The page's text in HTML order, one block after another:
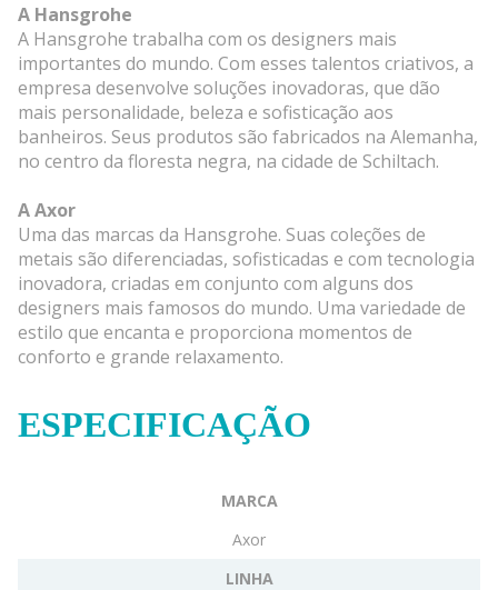
A Hansgrohe
A Hansgrohe trabalha com os designers mais
importantes do mundo. Com esses talentos criativos, a
empresa desenvolve soluções inovadoras, que dão
mais personalidade, beleza e sofisticação aos
banheiros. Seus produtos são fabricados na Alemanha,
no centro da floresta negra, na cidade de Schiltach.
A Axor
Uma das marcas da Hansgrohe. Suas coleções de
metais são diferenciadas, sofisticadas e com tecnologia
inovadora, criadas em conjunto com alguns dos
designers mais famosos do mundo. Uma variedade de
estilo que encanta e proporciona momentos de
conforto e grande relaxamento.
ESPECIFICAÇÃO
MARCA
Axor
LINHA